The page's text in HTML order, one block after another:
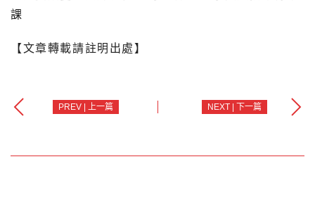
課
【文章轉載請註明出處】
PREV | 上一篇 NEXT | 下一篇